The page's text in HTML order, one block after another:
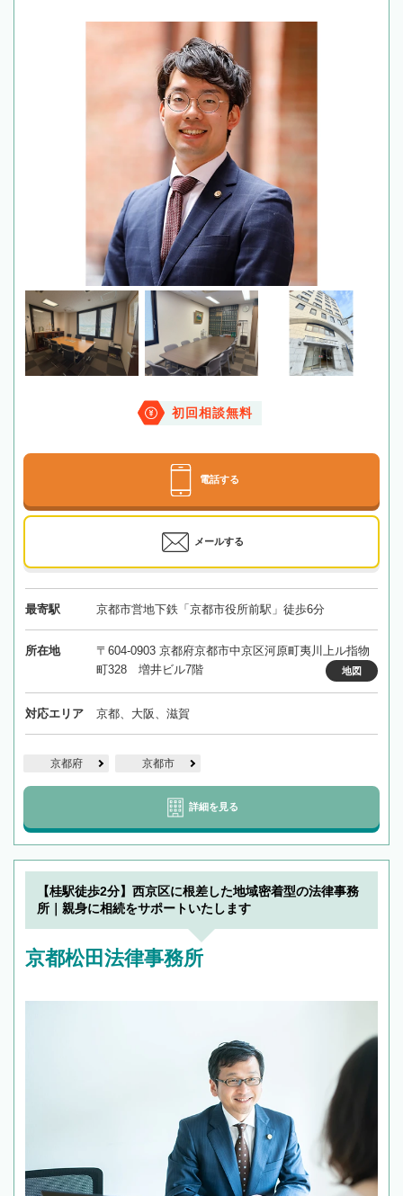
初回相談無料
電話する
メールする
最寄駅 京都市営地下鉄「京都市役所前駅」徒歩6分
所在地
〒604-0903 京都府京都市中京区河原町夷川上ル指物
町328 増井ビル7階
地図
対応エリア 京都、大阪、滋賀
京都府 京都市
詳細を見る
【桂駅徒歩2分】西京区に根差した地域密着型の法律事務
所｜親身に相続をサポートいたします
京都松田法律事務所